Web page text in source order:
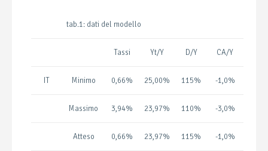
tab.1: dati del modello
Tassi Yt/Y D/Y CA/Y
IT Minimo 0,66% 25,00% 115% -1,0%
Massimo 3,94% 23,97% 110% -3,0%
Atteso 0,66% 23,97% 115% -1,0%